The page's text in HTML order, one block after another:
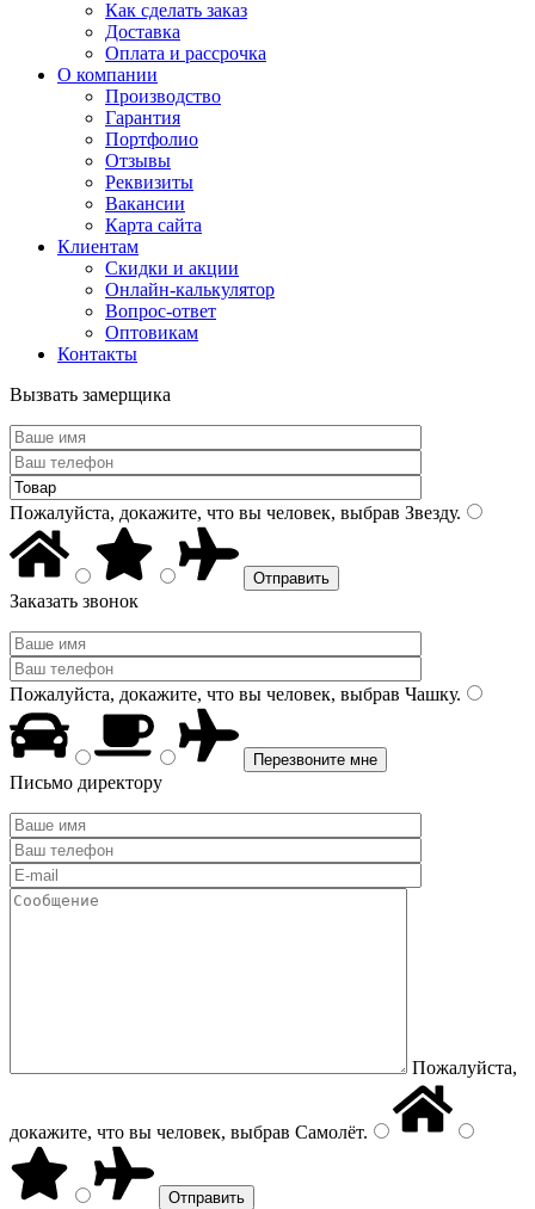
Как сделать заказ
Доставка
Оплата и рассрочка
О компании
Производство
Гарантия
Портфолио
Отзывы
Реквизиты
Вакансии
Карта сайта
Клиентам
Скидки и акции
Онлайн-калькулятор
Вопрос-ответ
Оптовикам
Контакты
Вызвать замерщика
Пожалуйста, докажите, что вы человек, выбрав Звезду.
Заказать звонок
Пожалуйста, докажите, что вы человек, выбрав Чашку.
Письмо директору
Пожалуйста,
докажите, что вы человек, выбрав Самолёт.